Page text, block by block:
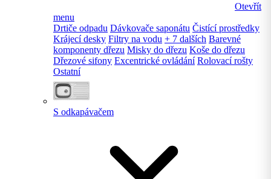
Otevřít
menu
Drtiče odpadu Dávkovače saponátu Čistící prostředky
Krájecí desky Filtry na vodu + 7 dalších Barevné
komponenty dřezu Misky do dřezu Koše do dřezu
Dřezové sifony Excentrické ovládání Rolovací rošty
Ostatní
S odkapávačem